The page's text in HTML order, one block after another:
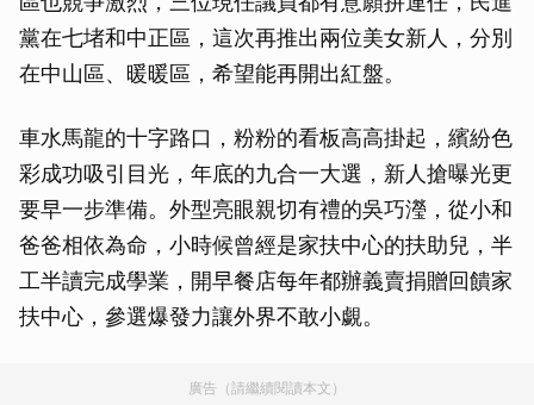
黨在七堵和中正區，這次再推出兩位美女新人，分別
在中山區、暖暖區，希望能再開出紅盤。
車水馬龍的十字路口，粉粉的看板高高掛起，繽紛色
彩成功吸引目光，年底的九合一大選，新人搶曝光更
要早一步準備。外型亮眼親切有禮的吳巧瀅，從小和
爸爸相依為命，小時候曾經是家扶中心的扶助兒，半
工半讀完成學業，開早餐店每年都辦義賣捐贈回饋家
扶中心，參選爆發力讓外界不敢小覷。
廣告（請繼續閱讀本文）